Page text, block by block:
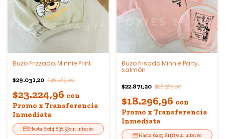
Buzo Frizzado, Minnie Print
$29.031,20 $36.289,00
$23.224,96 con
Promo x Transferencia
Inmediata
6x$4.838,53sin interés
Buzo frisado Minnie Party,
salmón
$22.871,20 $28.589,00
$18.296,96 con
Promo x Transferencia
Inmediata
6x$3.811,87sin interés